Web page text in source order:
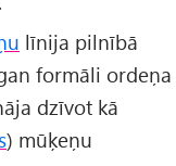
līnija pilnībā
formāli ordeņa
dzīvot kā
) mūķeņu